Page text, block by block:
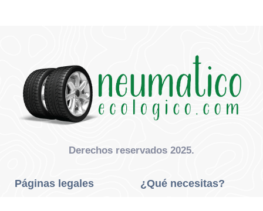
Derechos reservados 2025.
Páginas legales ¿Qué necesitas?